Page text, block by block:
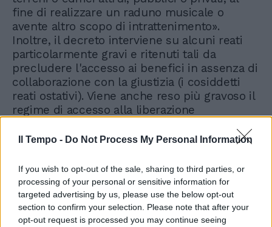
Il Tempo - Do Not Process My Personal Information
If you wish to opt-out of the sale, sharing to third parties, or
processing of your personal or sensitive information for
targeted advertising by us, please use the below opt-out
section to confirm your selection. Please note that after your
opt-out request is processed you may continue seeing
fine di realizzare un raduno musicale o
avente altro scopo di intrattenimento».
Inoltre, il decreto interviene su alcuni reati
particolarmente gravi e ritenuti tali da
precludere l'accesso ai benefici in assenza di
collaborazione con la giustizia (i cosiddetti
reati ostativi). Viene anche reso più gravoso il
regime di accesso alla liberazione
possono essere ammessi i condannati per
anche se non hanno collaborato con la
giustizia.